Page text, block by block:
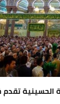
الحسينية